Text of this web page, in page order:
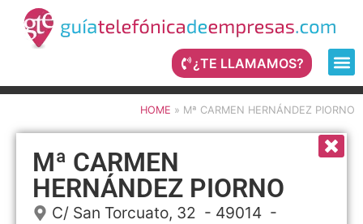
¿TE LLAMAMOS?
HOME » Mª CARMEN HERNÁNDEZ PIORNO
Mª CARMEN
HERNÁNDEZ PIORNO
C/ San Torcuato, 32 - 49014 -